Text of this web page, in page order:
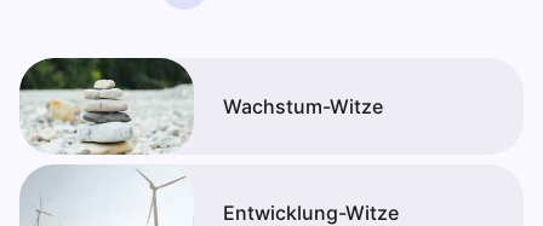
Wachstum-Witze
Entwicklung-Witze